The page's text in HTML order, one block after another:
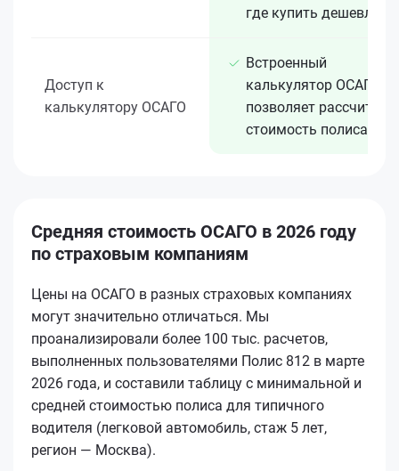
где купить дешевле
Доступ к
калькулятору ОСАГО
Встроенный
калькулятор ОСАГО
позволяет рассчитать
стоимость полиса
Средняя стоимость ОСАГО в 2026 году
по страховым компаниям
Цены на ОСАГО в разных страховых компаниях
могут значительно отличаться. Мы
проанализировали более 100 тыс. расчетов,
выполненных пользователями Полис 812 в марте
2026 года, и составили таблицу с минимальной и
средней стоимостью полиса для типичного
водителя (легковой автомобиль, стаж 5 лет,
регион — Москва).